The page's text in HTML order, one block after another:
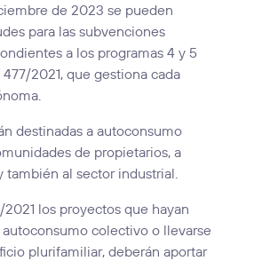
de 2023 se pueden
para las subvenciones
a los programas 4 y 5
2021, que gestiona cada
destinadas a autoconsumo
de propietarios, a
también al sector industrial.
2021 los proyectos que hayan
colectivo o llevarse
plurifamiliar, deberán aportar